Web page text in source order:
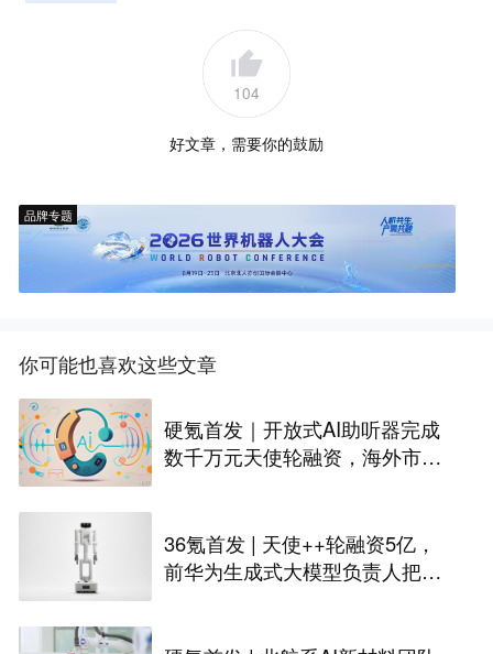
104
好文章，需要你的鼓励
品牌专题
你可能也喜欢这些文章
硬氪首发｜开放式AI助听器完成
数千万元天使轮融资，海外市场
36氪首发 | 天使++轮融资5亿，
前华为生成式大模型负责人把家